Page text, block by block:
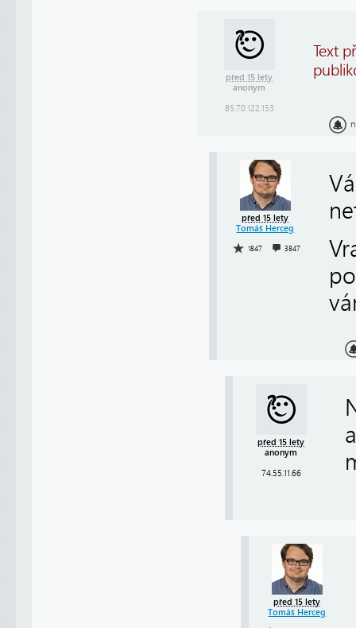
před 15 lety
anonym
85.70.122.153
Text
před 15 lety
Tomáš Herceg
1847 3847
před 15 lety
anonym
74.55.11.66
před 15 lety
Tomáš Herceg